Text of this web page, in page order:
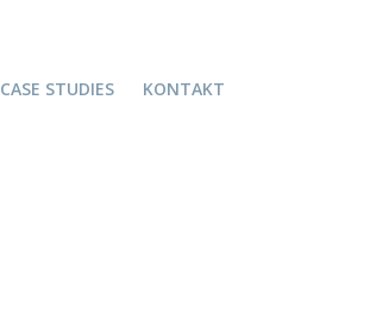
CASE STUDIES KONTAKT